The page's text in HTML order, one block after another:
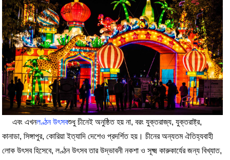
এবং এখনলণ্ঠন উৎসবশুধু চীনেই অনুষ্ঠিত হয় না, বরং যুক্তরাজ্য, যুক্তরাষ্ট্র,
কানাডা, সিঙ্গাপুর, কোরিয়া ইত্যাদি দেশেও প্রদর্শিত হয়। চীনের অন্যতম ঐতিহ্যবাহী
লোক উৎসব হিসেবে, লণ্ঠন উৎসব তার উদ্ভাবনী নকশা ও সূক্ষ্ম কারুকার্যের জন্য বিখ্যাত,